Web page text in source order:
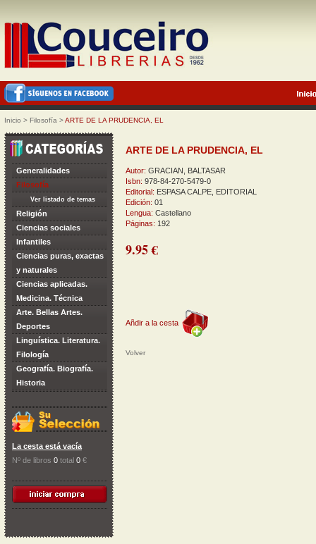
Inicio > Filosofía >ARTE DE LA PRUDENCIA, EL
Generalidades
Filosofía
Ver listado de temas
Religión
Ciencias sociales
Infantiles
Ciencias puras, exactas
y naturales
Ciencias aplicadas.
Medicina. Técnica
Arte. Bellas Artes.
Deportes
Linguística. Literatura.
Filología
Geografía. Biografía.
Historia
La cesta está vacía
Nº de libros 0 total 0 €
ARTE DE LA PRUDENCIA, EL
Autor: GRACIAN, BALTASAR
Isbn: 978-84-270-5479-0
Editorial: ESPASA CALPE, EDITORIAL
Edición: 01
Lengua: Castellano
Páginas: 192
9.95 €
Añdir a la cesta
Volver